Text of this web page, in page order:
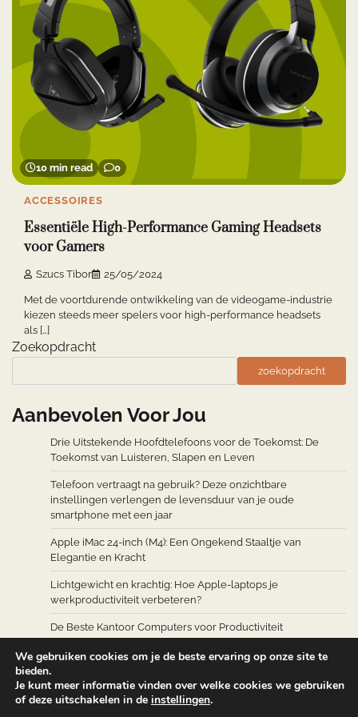
10 min read 0
ACCESSOIRES
Essentiële High-Performance Gaming Headsets
voor Gamers
Szucs Tibor 25/05/2024
Met de voortdurende ontwikkeling van de videogame-industrie
kiezen steeds meer spelers voor high-performance headsets
als […]
Zoekopdracht
zoekopdracht
Aanbevolen Voor Jou
Drie Uitstekende Hoofdtelefoons voor de Toekomst: De
Toekomst van Luisteren, Slapen en Leven
Telefoon vertraagt na gebruik? Deze onzichtbare
instellingen verlengen de levensduur van je oude
smartphone met een jaar
Apple iMac 24-inch (M4): Een Ongekend Staaltje van
Elegantie en Kracht
Lichtgewicht en krachtig: Hoe Apple-laptops je
werkproductiviteit verbeteren?
De Beste Kantoor Computers voor Productiviteit
We gebruiken cookies om je de beste ervaring op onze site te
bieden.
Je kunt meer informatie vinden over welke cookies we gebruiken
of deze uitschakelen in de instellingen.